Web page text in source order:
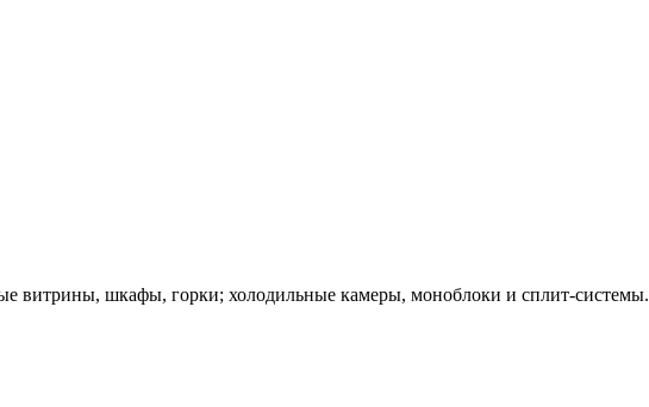
витрины, шкафы, горки; холодильные камеры, моноблоки и сплит-системы.